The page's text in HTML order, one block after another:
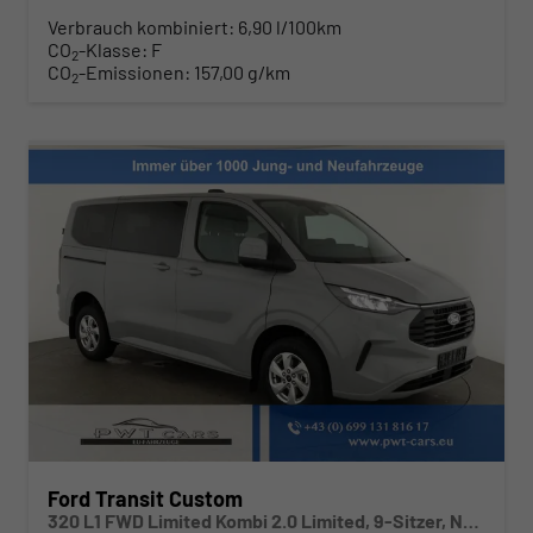
Verbrauch kombiniert: 6,90 l/100km
CO2-Klasse: F
CO2-Emissionen: 157,00 g/km
Ford Transit Custom
320 L1 FWD Limited Kombi 2.0 Limited, 9-Sitzer, Navi, FS-beheizbar, Side, Kamera, 4 J.-Garantie